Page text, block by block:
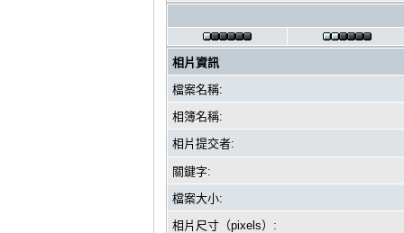
相片資訊
檔案名稱:
相簿名稱:
相片提交者:
關鍵字:
檔案大小:
相片尺寸（pixels）: